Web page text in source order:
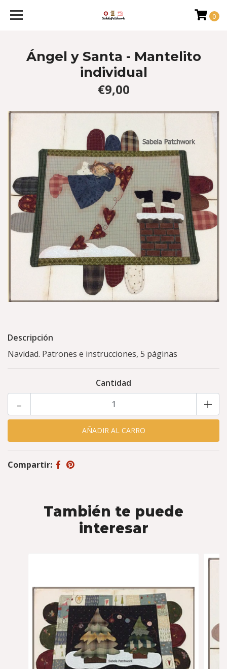
0
Ángel y Santa - Mantelito
individual
€9,00
Descripción
Navidad. Patrones e instrucciones, 5 páginas
Cantidad
+
-
Compartir:
También te puede
interesar